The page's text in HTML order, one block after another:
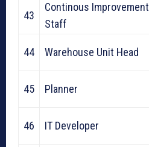
43
Continous Improvement
Staff
44 Warehouse Unit Head
45 Planner
46 IT Developer